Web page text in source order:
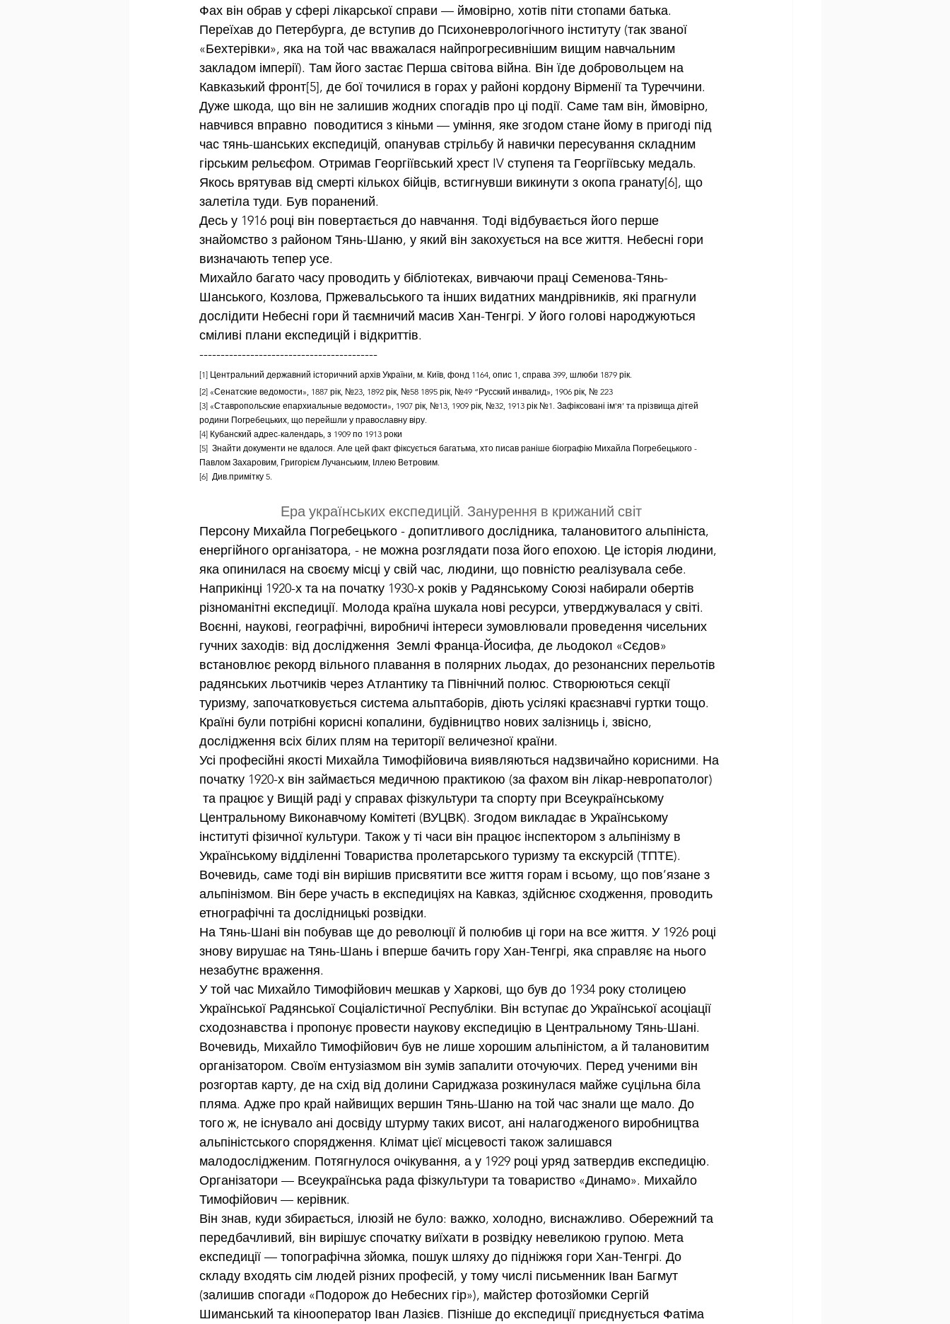
Фах він обрав у сфері лікарської справи — ймовірно, хотів піти стопами батька.
Переїхав до Петербурга, де вступив до Психоневрологічного інституту (так званої
«Бехтерівки», яка на той час вважалася найпрогресивнішим вищим навчальним
закладом імперії). Там його застає Перша світова війна. Він їде добровольцем на
Кавказький фронт[5], де бої точилися в горах у районі кордону Вірменії та Туреччини.
Дуже шкода, що він не залишив жодних спогадів про ці події. Саме там він, ймовірно,
навчився вправно  поводитися з кіньми — уміння, яке згодом стане йому в пригоді під
час тянь-шанських експедицій, опанував стрільбу й навички пересування складним
гірським рельєфом. Отримав Георгіївський хрест IV ступеня та Георгіївську медаль.
Якось врятував від смерті кількох бійців, встигнувши викинути з окопа гранату[6], що
залетіла туди. Був поранений.
Десь у 1916 році він повертається до навчання. Тоді відбувається його перше
знайомство з районом Тянь-Шаню, у який він закохується на все життя. Небесні гори
визначають тепер усе.
Михайло багато часу проводить у бібліотеках, вивчаючи праці Семенова-Тянь-
Шанського, Козлова, Пржевальського та інших видатних мандрівників, які прагнули
дослідити Небесні гори й таємничий масив Хан-Тенгрі. У його голові народжуються
сміливі плани експедицій і відкриттів.
------------------------------------------
[1] Центральний державний історичний архів України, м. Київ, фонд 1164, опис 1, справа 399, шлюби 1879 рік.
[2] «Сенатские ведомости», 1887 рік, №23, 1892 рік, №58 1895 рік, №49 “Русский инвалид», 1906 рік, № 223
[3] «Ставропольские епархиальные ведомости», 1907 рік, №13, 1909 рік, №32, 1913 рік №1. Зафіксовані ім'я’ та прізвища дітей
родини Погребецьких, що перейшли у православну віру.
[4] Кубанский адрес-календарь, з 1909 по 1913 роки
[5]  Знайти документи не вдалося. Але цей факт фіксується багатьма, хто писав раніше біографію Михайла Погребецького -
Павлом Захаровим, Григорієм Лучанським, Іллею Ветровим.
[6]  Див.примітку 5.
Ера українських експедицій. Занурення в крижаний світ
Персону Михайла Погребецького - допитливого дослідника, талановитого альпініста,
енергійного організатора, - не можна розглядати поза його епохою. Це історія людини,
яка опинилася на своєму місці у свій час, людини, що повністю реалізувала себе.
Наприкінці 1920-х та на початку 1930-х років у Радянському Союзі набирали обертів
різноманітні експедиції. Молода країна шукала нові ресурси, утверджувалася у світі.
Воєнні, наукові, географічні, виробничі інтереси зумовлювали проведення чисельних
гучних заходів: від дослідження  Землі Франца-Йосифа, де льодокол «Сєдов»
встановлює рекорд вільного плавання в полярних льодах, до резонансних перельотів
радянських льотчиків через Атлантику та Північний полюс. Створюються секції
туризму, започатковується система альптаборів, діють усілякі краєзнавчі гуртки тощо.
Країні були потрібні корисні копалини, будівництво нових залізниць і, звісно,
дослідження всіх білих плям на території величезної країни.
Усі професійні якості Михайла Тимофійовича виявляються надзвичайно корисними. На
початку 1920-х він займається медичною практикою (за фахом він лікар-невропатолог)
Центральному Виконавчому Комітеті (ВУЦВК). Згодом викладає в Українському
інституті фізичної культури. Також у ті часи він працює інспектором з альпінізму в
Українському відділенні Товариства пролетарського туризму та екскурсій (ТПТЕ).
Вочевидь, саме тоді він вирішив присвятити все життя горам і всьому, що пов’язане з
альпінізмом. Він бере участь в експедиціях на Кавказ, здійснює сходження, проводить
етнографічні та дослідницькі розвідки.
На Тянь-Шані він побував ще до революції й полюбив ці гори на все життя. У 1926 році
знову вирушає на Тянь-Шань і вперше бачить гору Хан-Тенгрі, яка справляє на нього
незабутнє враження.
У той час Михайло Тимофійович мешкав у Харкові, що був до 1934 року столицею
Української Радянської Соціалістичної Республіки. Він вступає до Української асоціації
сходознавства і пропонує провести наукову експедицію в Центральному Тянь-Шані.
Вочевидь, Михайло Тимофійович був не лише хорошим альпіністом, а й талановитим
організатором. Своїм ентузіазмом він зумів запалити оточуючих. Перед ученими він
розгортав карту, де на схід від долини Сариджаза розкинулася майже суцільна біла
пляма. Адже про край найвищих вершин Тянь-Шаню на той час знали ще мало. До
того ж, не існувало ані досвіду штурму таких висот, ані налагодженого виробництва
альпіністського спорядження. Клімат цієї місцевості також залишався
малодослідженим. Потягнулося очікування, а у 1929 році уряд затвердив експедицію.
Організатори — Всеукраїнська рада фізкультури та товариство «Динамо». Михайло
Тимофійович — керівник.
Він знав, куди збирається, ілюзій не було: важко, холодно, виснажливо. Обережний та
передбачливий, він вирішує спочатку виїхати в розвідку невеликою групою. Мета
експедиції — топографічна зйомка, пошук шляху до підніжжя гори Хан-Тенгрі. До
складу входять сім людей різних професій, у тому числі письменник Іван Багмут
(залишив спогади «Подорож до Небесних гір»), майстер фотозйомки Сергій
Шиманський та кінооператор Іван Лазієв. Пізніше до експедиції приєднується Фатіма